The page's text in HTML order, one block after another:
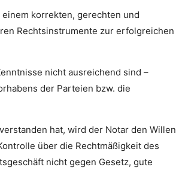
korrekten, gerechten und
Rechtsinstrumente zur erfolgreichen
nicht ausreichend sind –
der Parteien bzw. die
hat, wird der Notar den Willen
über die Rechtmäßigkeit des
nicht gegen Gesetz, gute